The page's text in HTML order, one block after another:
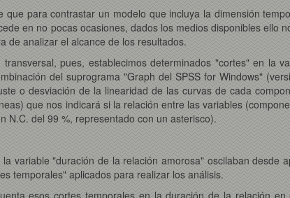
que para contrastar un modelo que incluya la dimensión
en no pocas ocasiones, dados los medios disponibles
de analizar el alcance de los resultados.
pues, establecimos determinados "cortes" en la
del suprograma "Graph del SPSS for Windows"
o desviación de la linearidad de las curvas de cada
que nos indicará si la relación entre las variables
N.C. del 99 %, representado con un asterisco).
la variable "duración de la relación amorosa" oscilaban
temporales" aplicados para realizar los análisis.
esos cortes temporales en la duración de la relación